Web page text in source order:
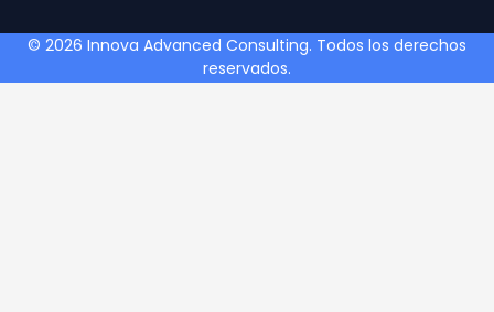
© 2026 Innova Advanced Consulting. Todos los derechos
reservados.